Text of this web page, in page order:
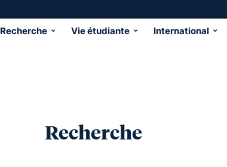
Recherche Vie étudiante International
Recherche